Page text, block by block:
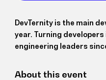
DevTernity is the main
year. Turning
engineering leaders
About this event